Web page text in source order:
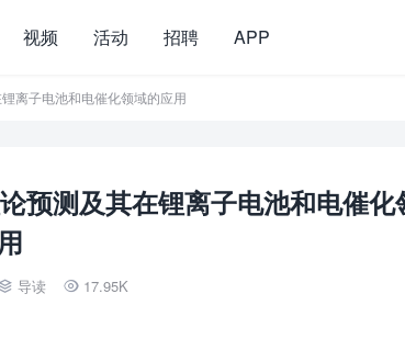
视频 活动 招聘 APP
离子电池和电催化领域的应用
预测及其在锂离子电池和电催化
导读  17.95K